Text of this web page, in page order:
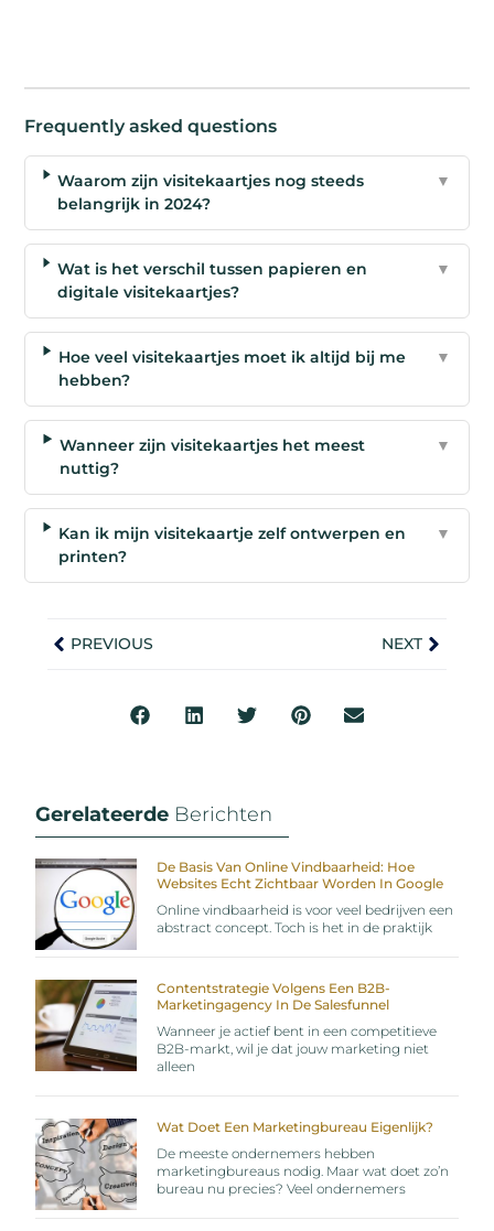
Frequently asked questions
Waarom zijn visitekaartjes nog steeds
belangrijk in 2024?
▼
Wat is het verschil tussen papieren en
digitale visitekaartjes?
▼
Hoe veel visitekaartjes moet ik altijd bij me
hebben?
▼
Wanneer zijn visitekaartjes het meest
nuttig?
▼
Kan ik mijn visitekaartje zelf ontwerpen en
printen?
▼
PREVIOUS NEXT
Gerelateerde Berichten
De Basis Van Online Vindbaarheid: Hoe
Websites Echt Zichtbaar Worden In Google
Online vindbaarheid is voor veel bedrijven een
abstract concept. Toch is het in de praktijk
Contentstrategie Volgens Een B2B-
Marketingagency In De Salesfunnel
Wanneer je actief bent in een competitieve
B2B-markt, wil je dat jouw marketing niet
alleen
Wat Doet Een Marketingbureau Eigenlijk?
De meeste ondernemers hebben
marketingbureaus nodig. Maar wat doet zo’n
bureau nu precies? Veel ondernemers